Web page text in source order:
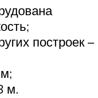
построек –
м.